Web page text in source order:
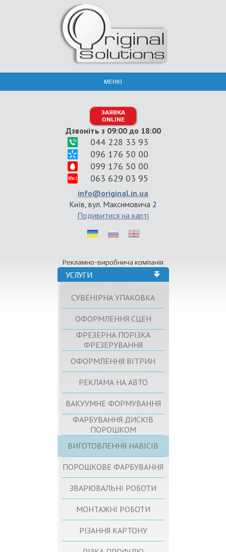
МЕНЮ
ЗАЯВКА
ONLINE
Дзвоніть з 09:00 до 18:00
044 228 33 93
096 176 50 00
099 176 50 00
063 629 03 95
info@original.in.ua
Київ, вул. Максимовича 2
Подивитися на карті
Рекламно-виробнича компанія
УСЛУГИ
СУВЕНІРНА УПАКОВКА
ОФОРМЛЕННЯ СЦЕН
ФРЕЗЕРНА ПОРІЗКА
ФРЕЗЕРУВАННЯ
ОФОРМЛЕННЯ ВІТРИН
РЕКЛАМА НА АВТО
ВАКУУМНЕ ФОРМУВАННЯ
ФАРБУВАННЯ ДИСКІВ
ПОРОШКОМ
ВИГОТОВЛЕННЯ НАВІСІВ
ПОРОШКОВЕ ФАРБУВАННЯ
ЗВАРЮВАЛЬНІ РОБОТИ
МОНТАЖНІ РОБОТИ
РІЗАННЯ КАРТОНУ